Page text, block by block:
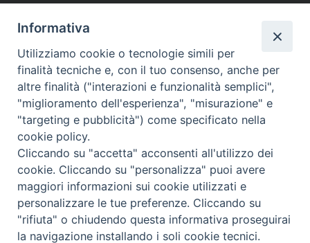
Faccin Dott. Don Giuseppe
Mauro Don Giuliano
Copyright © Arcidiocesi di Udine 2018
Piazza Patriarcato, 1 - 33100 Udine (UD) Tel. 0432.414.511 - Fax
0432.511.838 C.F. 80013900305
Informativa
Utilizziamo cookie o tecnologie simili per
finalità tecniche e, con il tuo consenso, anche per
altre finalità ("interazioni e funzionalità semplici",
"miglioramento dell'esperienza", "misurazione" e
"targeting e pubblicità") come specificato nella
cookie policy.
Cliccando su "accetta" acconsenti all'utilizzo dei
cookie. Cliccando su "personalizza" puoi avere
maggiori informazioni sui cookie utilizzati e
personalizzare le tue preferenze. Cliccando su
"rifiuta" o chiudendo questa informativa proseguirai
la navigazione installando i soli cookie tecnici.